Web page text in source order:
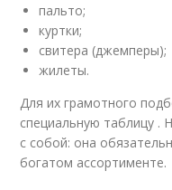
пальто;
куртки;
свитера (джемперы);
жилеты.
Для их грамотного
специальную таблицу .
с собой: она
богатом ассортименте.